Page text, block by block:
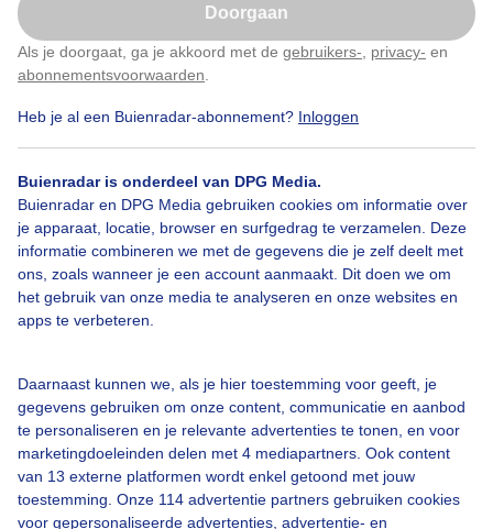
Doorgaan
Als je doorgaat, ga je akkoord met de gebruikers- privacy- en
abonnementsvoorwaarden
Heb je al een Buienradar-abonnement? Inloggen
Buienradar is onderdeel van DPG Media.
Buienradar en DPG Media gebruiken cookies om informatie over
je apparaat, locatie, browser en surfgedrag te verzamelen. Deze
informatie combineren we met de gegevens die je zelf deelt met
ons, zoals wanneer je een account aanmaakt. Dit doen we om
het gebruik van onze media te analyseren en onze websites en
apps te verbeteren.
Daarnaast kunnen we, als je hier toestemming voor geeft, je
gegevens gebruiken om onze content, communicatie en aanbod
te personaliseren en je relevante advertenties te tonen, en voor
marketingdoeleinden delen met 4 mediapartners. Ook content
van 13 externe platformen wordt enkel getoond met jouw
toestemming. Onze 114 advertentie partners gebruiken cookies
voor gepersonaliseerde advertenties, advertentie- en
Over Buienradar
Bedrijfsgegevens
Veelgestelde vragen
Contact
Toegankelijkheid
Buienradar Team
Privacy beleid
Cookie beleid
Privacy instellingen
Klik hierom dit aan te passen